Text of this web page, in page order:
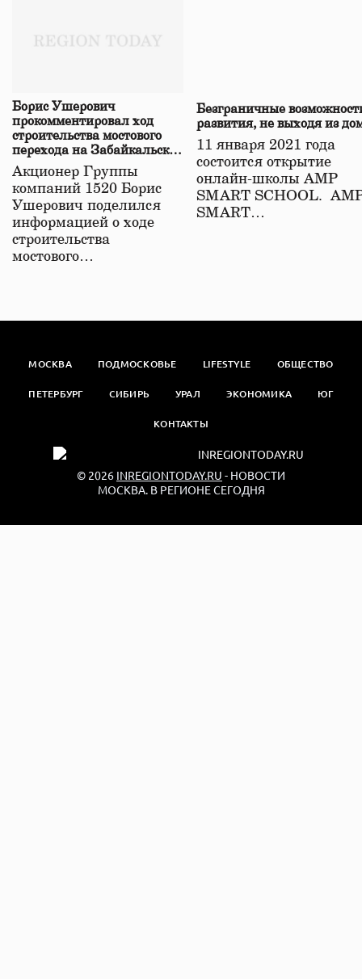
Борис Ушерович
прокомментировал ход
строительства мостового
перехода на Забайкальской
железной дороге
Акционер Группы
компаний 1520 Борис
Ушерович поделился
информацией о ходе
строительства
мостового…
Безграничные
развития, не выходя из
11 января 2021 года
состоится открытие
онлайн-школы АМР
SMART SCHOOL.
SMART…
МОСКВА ПОДМОСКОВЬЕ LIFESTYLE ОБЩЕСТВО
ПЕТЕРБУРГ СИБИРЬ УРАЛ ЭКОНОМИКА ЮГ
КОНТАКТЫ
© 2026 INREGIONTODAY.RU - НОВОСТИ
МОСКВА. В РЕГИОНЕ СЕГОДНЯ